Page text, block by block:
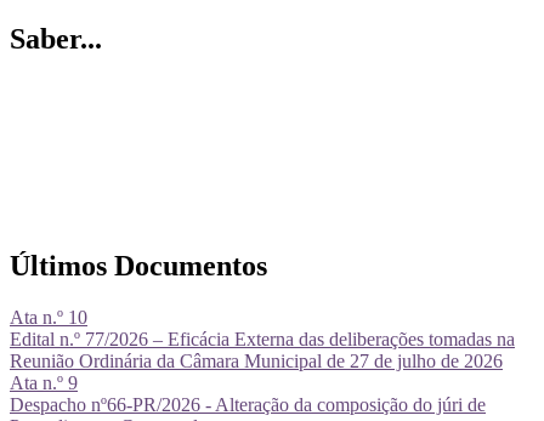
Saber...
Últimos Documentos
Ata n.º 10
Edital n.º 77/2026 – Eficácia Externa das deliberações tomadas na
Reunião Ordinária da Câmara Municipal de 27 de julho de 2026
Ata n.º 9
Despacho nº66-PR/2026 - Alteração da composição do júri de